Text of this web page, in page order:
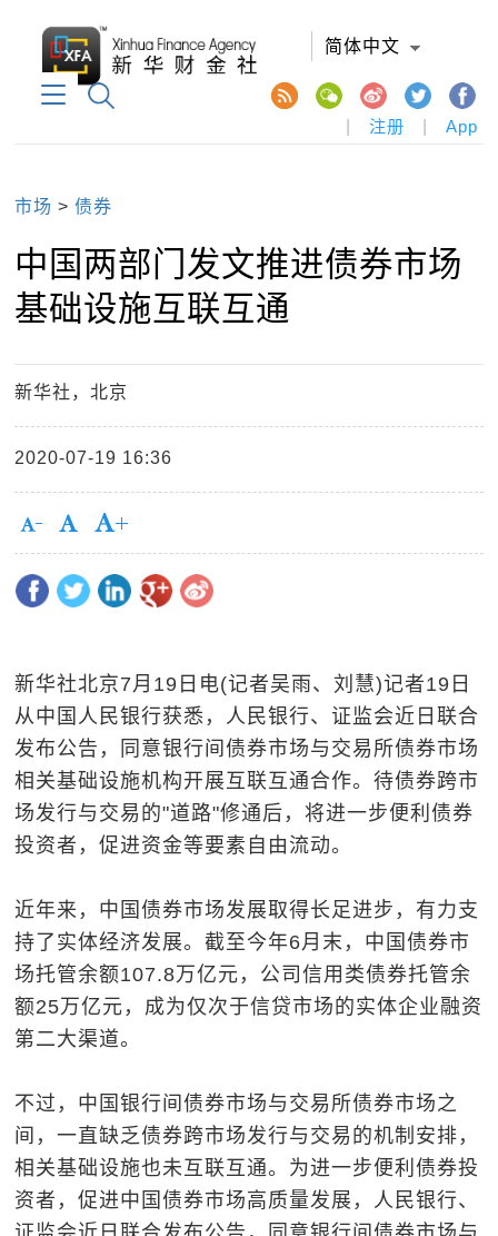
简体中文
注册 App
市场 >债券
中国两部门发文推进债券市场
基础设施互联互通
新华社，北京
2020-07-19 16:36
新华社北京7月19日电(记者吴雨、刘慧)记者19日
从中国人民银行获悉，人民银行、证监会近日联合
发布公告，同意银行间债券市场与交易所债券市场
相关基础设施机构开展互联互通合作。待债券跨市
场发行与交易的"道路"修通后，将进一步便利债券
投资者，促进资金等要素自由流动。
近年来，中国债券市场发展取得长足进步，有力支
持了实体经济发展。截至今年6月末，中国债券市
场托管余额107.8万亿元，公司信用类债券托管余
额25万亿元，成为仅次于信贷市场的实体企业融资
第二大渠道。
不过，中国银行间债券市场与交易所债券市场之
间，一直缺乏债券跨市场发行与交易的机制安排，
相关基础设施也未互联互通。为进一步便利债券投
资者，促进中国债券市场高质量发展，人民银行、